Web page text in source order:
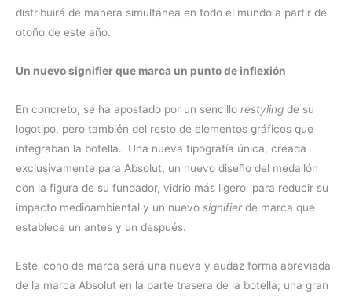
distribuirá de manera simultánea en todo el mundo a partir de
otoño de este año.
Un nuevo signifier que marca un punto de inflexión
En concreto, se ha apostado por un sencillo restyling de su
logotipo, pero también del resto de elementos gráficos que
integraban la botella. Una nueva tipografía única, creada
exclusivamente para Absolut, un nuevo diseño del medallón
con la figura de su fundador, vidrio más ligero para reducir su
impacto medioambiental y un nuevo signifierde marca que
establece un antes y un después.
Este icono de marca será una nueva y audaz forma abreviada
de la marca Absolut en la parte trasera de la botella; una gran